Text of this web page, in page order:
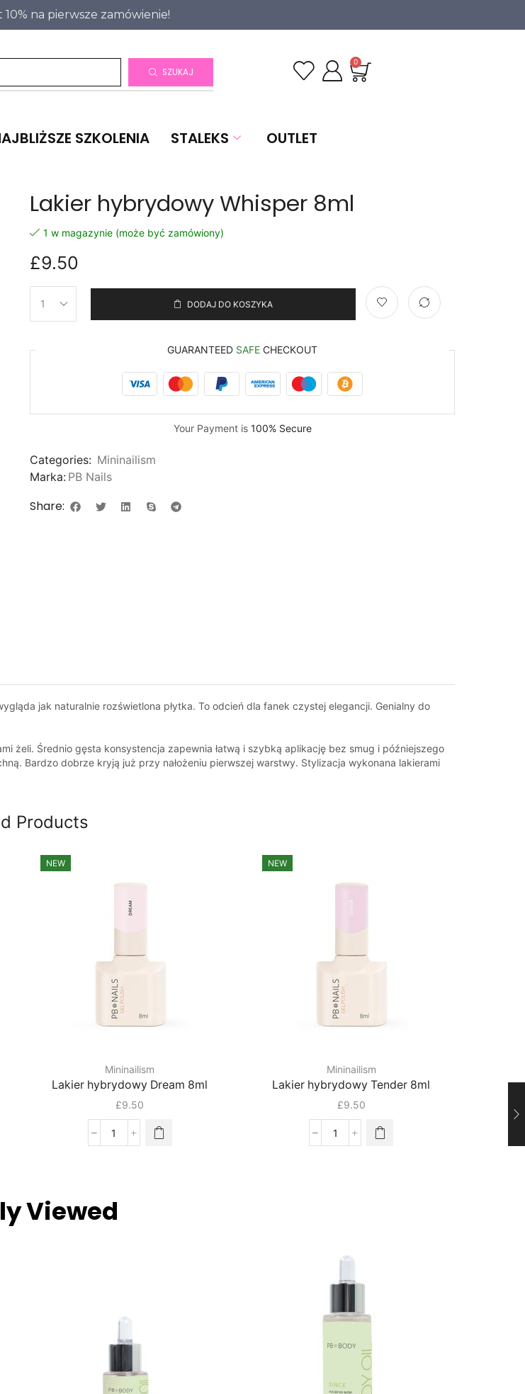
na pierwsze zamówienie!
SZUKAJ
0
SZKOLENIA STALEKS OUTLET
Lakier hybrydowy Whisper 8ml
1 w magazynie (może być zamówiony)
£9.50
DODAJ DO KOSZYKA
GUARANTEED SAFE CHECKOUT
Your Payment is 100% Secure
Categories: Mininailism
Marka: PB Nails
Share:
jak naturalnie rozświetlona płytka. To odcień dla fanek czystej elegancji. Genialny do
żeli. Średnio gęsta konsystencja zapewnia łatwą i szybką aplikację bez smug i późniejszego
Bardzo dobrze kryją już przy nałożeniu pierwszej warstwy. Stylizacja wykonana lakierami
Products
NEW
Mininailism
Lakier hybrydowy Dream 8ml
£9.50
NEW
Mininailism
Lakier hybrydowy Tender 8ml
£9.50
Viewed